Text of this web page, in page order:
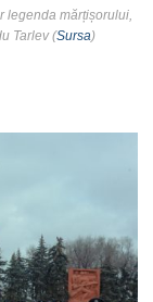
legenda mărțișorului,
Tarlev (Sursa)